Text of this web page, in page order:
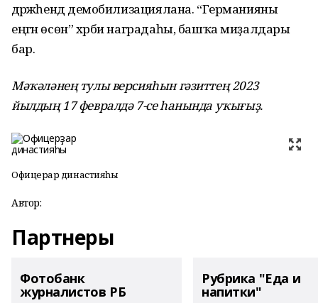
дәрәжәһендә демобилизациялана. “Германияны
еңгән өсөн” хәрби наградаһы, башҡа миҙалдары
бар.
Мәҡәләнең тулы версияһын гәзиттең 2023
йылдың 17февралдә 7-сеһанында уҡығыҙ.
Офицерҙар династияһы
Автор:
Партнеры
Фотобанк
журналистов РБ
Рубрика "Еда и
напитки"